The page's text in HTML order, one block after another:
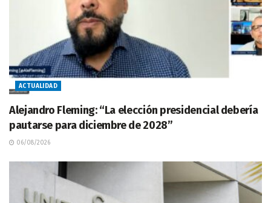
ACTUALIDAD
Alejandro Fleming: “La elección presidencial debería
pautarse para diciembre de 2028”
06/08/2026